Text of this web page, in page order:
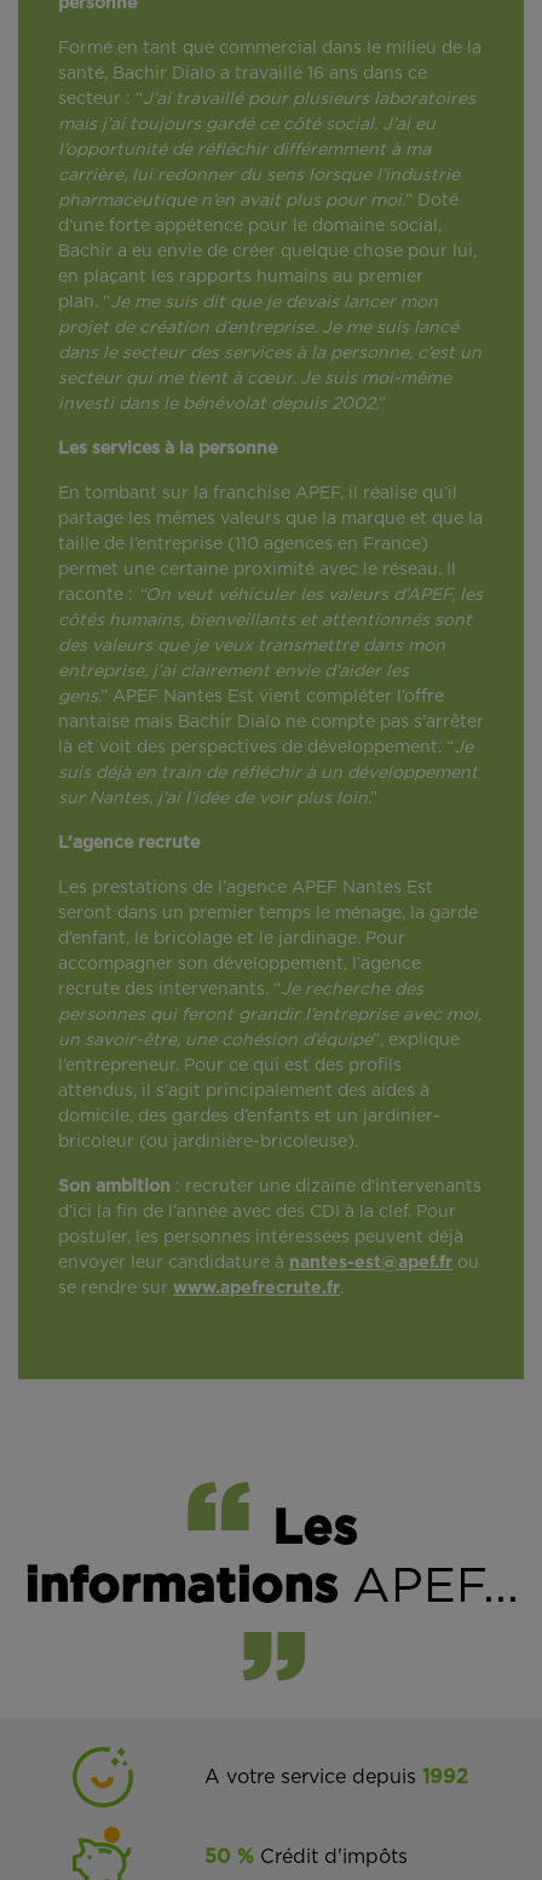
personne
Formé en tant que commercial dans le milieu de la
santé, Bachir Dialo a travaillé 16 ans dans ce
secteur : “J’ai travaillé pour plusieurs laboratoires
mais j’ai toujours gardé ce côté social. J’ai eu
l’opportunité de réfléchir différemment à ma
carrière, lui redonner du sens lorsque l’industrie
pharmaceutique n’en avait plus pour moi.” Doté
d’une forte appétence pour le domaine social,
Bachir a eu envie de créer quelque chose pour lui,
en plaçant les rapports humains au premier
plan. “Je me suis dit que je devais lancer mon
projet de création d’entreprise. Je me suis lancé
dans le secteur des services à la personne, c’est un
secteur qui me tient à cœur. Je suis moi-même
investi dans le bénévolat depuis 2002.”
Les services à la personne
En tombant sur la franchise APEF, il réalise qu’il
partage les mêmes valeurs que la marque et que la
taille de l’entreprise (110 agences en France)
permet une certaine proximité avec le réseau. Il
raconte : “On veut véhiculer les valeurs d’APEF, les
côtés humains, bienveillants et attentionnés sont
des valeurs que je veux transmettre dans mon
entreprise, j’ai clairement envie d’aider les
gens.” APEF Nantes Est vient compléter l’offre
nantaise mais Bachir Dialo ne compte pas s'arrêter
là et voit des perspectives de développement. “Je
suis déjà en train de réfléchir à un développement
sur Nantes, j’ai l’idée de voir plus loin.”
L’agence recrute
Les prestations de l’agence APEF Nantes Est
seront dans un premier temps le ménage, la garde
d’enfant, le bricolage et le jardinage. Pour
accompagner son développement, l’agence
recrute des intervenants. “Je recherche des
personnes qui feront grandir l’entreprise avec moi,
un savoir-être, une cohésion d’équipe”, explique
l’entrepreneur. Pour ce qui est des profils
attendus, il s’agit principalement des aides à
domicile, des gardes d’enfants et un jardinier-
bricoleur (ou jardinière-bricoleuse).
Son ambition : recruter une dizaine d’intervenants
d’ici la fin de l’année avec des CDI à la clef. Pour
postuler, les personnes intéressées peuvent déjà
envoyer leur candidature à nantes-est@apef.fr ou
se rendre sur www.apefrecrute.fr.
Les
informationsAPEF...
A votre service depuis1992
50 % Crédit d'impôts